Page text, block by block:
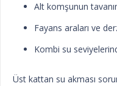
Alt komşunun
Fayans araları ve
Kombi su
Üst kattan su akması